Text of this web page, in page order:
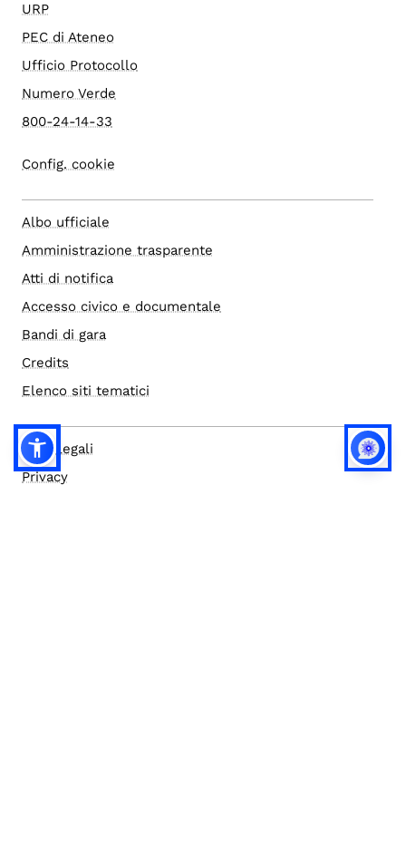
URP
PEC di Ateneo
Ufficio Protocollo
Numero Verde
800-24-14-33
Config. cookie
Albo ufficiale
Amministrazione trasparente
Atti di notifica
Accesso civico e documentale
Bandi di gara
Credits
Elenco siti tematici
Note legali
Privacy